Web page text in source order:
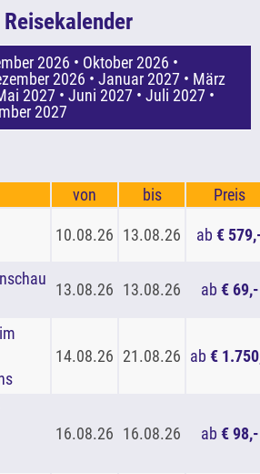
2026
Oktober 2026
2026 Januar 2027
März
2027 Juni 2027
Juli 2027
2027
von bis Preis
10.08.26 13.08.26 ab €
13.08.26 13.08.26 ab € 69,-
14.08.26 21.08.26 ab €
16.08.26 16.08.26 ab € 98,-